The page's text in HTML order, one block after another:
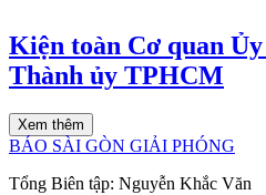
Kiện toàn Cơ quan
Thành ủy TPHCM
Xem thêm
BÁO SÀI GÒN GIẢI PHÓNG
Tổng Biên tập: Nguyễn Khắc Văn